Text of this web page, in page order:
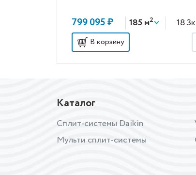
799 095 ₽ 185 м2
В корзину
Каталог
Сплит-системы Daikin
Мульти сплит-системы